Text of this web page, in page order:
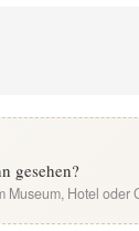
gesehen?
Hotel oder